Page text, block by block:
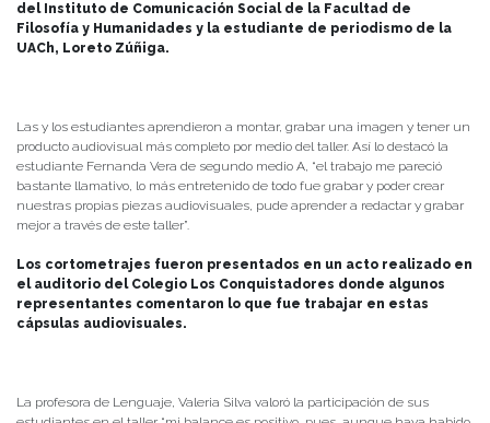
del Instituto de Comunicación Social de la Facultad de
Filosofía y Humanidades y la estudiante de periodismo de la
UACh, Loreto Zúñiga.
Las y los estudiantes aprendieron a montar, grabar una imagen y tener un
producto audiovisual más completo por medio del taller. Así lo destacó la
estudiante Fernanda Vera de segundo medio A, “el trabajo me pareció
bastante llamativo, lo más entretenido de todo fue grabar y poder crear
nuestras propias piezas audiovisuales, pude aprender a redactar y grabar
mejor a través de este taller”.
Los cortometrajes fueron presentados en un acto realizado en
el auditorio del Colegio Los Conquistadores donde algunos
representantes comentaron lo que fue trabajar en estas
cápsulas audiovisuales.
La profesora de Lenguaje, Valeria Silva valoró la participación de sus